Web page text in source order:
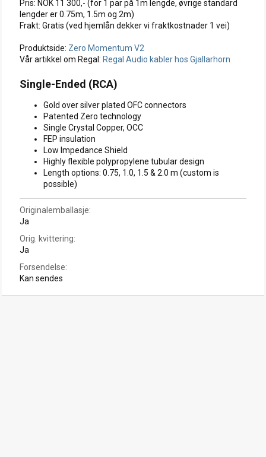
Pris: NOK 11 300,- (for 1 par på 1m lengde, øvrige standard
lengder er 0.75m, 1.5m og 2m)
Frakt: Gratis (ved hjemlån dekker vi fraktkostnader 1 vei)
Produktside: Zero Momentum V2
Vår artikkel om Regal: Regal Audio kabler hos Gjallarhorn
Single-Ended (RCA)
Gold over silver plated OFC connectors
Patented Zero technology
Single Crystal Copper, OCC
FEP insulation
Low Impedance Shield
Highly flexible polypropylene tubular design
Length options: 0.75, 1.0, 1.5 & 2.0 m (custom is
possible)
Originalemballasje
Ja
Orig. kvittering
Ja
Forsendelse
Kan sendes